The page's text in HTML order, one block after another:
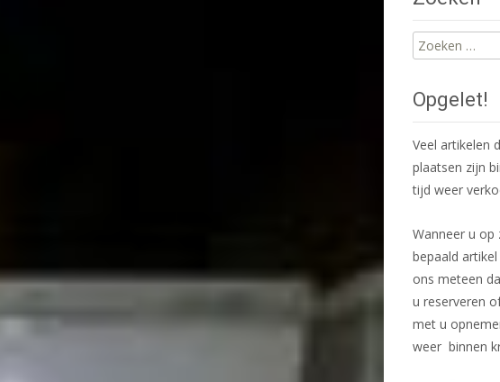
Zoeken
naar:
Opgelet!
Veel artikelen
plaatsen zijn
tijd weer
Wanneer u op
bepaald
ons meteen
u reserveren
met u
weer binnen